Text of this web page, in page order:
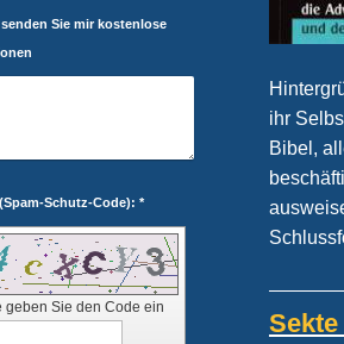
ihr
Bibel,
Sie mir kostenlose
Captcha (Spam-Schutz-Code): *
geben Sie den Code ein